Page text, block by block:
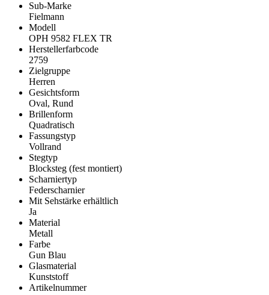
Sub-Marke
Fielmann
Modell
OPH 9582 FLEX TR
Herstellerfarbcode
2759
Zielgruppe
Herren
Gesichtsform
Oval, Rund
Brillenform
Quadratisch
Fassungstyp
Vollrand
Stegtyp
Blocksteg (fest montiert)
Scharniertyp
Federscharnier
Mit Sehstärke erhältlich
Ja
Material
Metall
Farbe
Gun Blau
Glasmaterial
Kunststoff
Artikelnummer